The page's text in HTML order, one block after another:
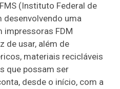
(Instituto Federal de
uma
impressoras FDM
de usar, além de
materiais recicláveis
que possam ser
desde o início, com a